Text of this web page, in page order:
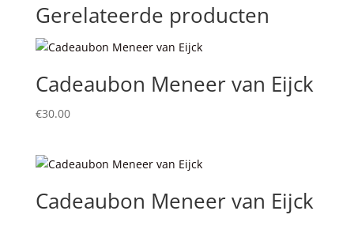
Gerelateerde producten
Cadeaubon Meneer van Eijck
€30.00
Cadeaubon Meneer van Eijck